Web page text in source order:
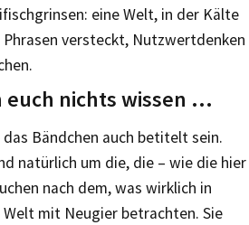
eine Welt, in der Kälte
versteckt, Nutzwertdenken
euch nichts wissen …
Bändchen auch betitelt sein.
natürlich um die, die – wie die hier
nach dem, was wirklich in
mit Neugier betrachten. Sie